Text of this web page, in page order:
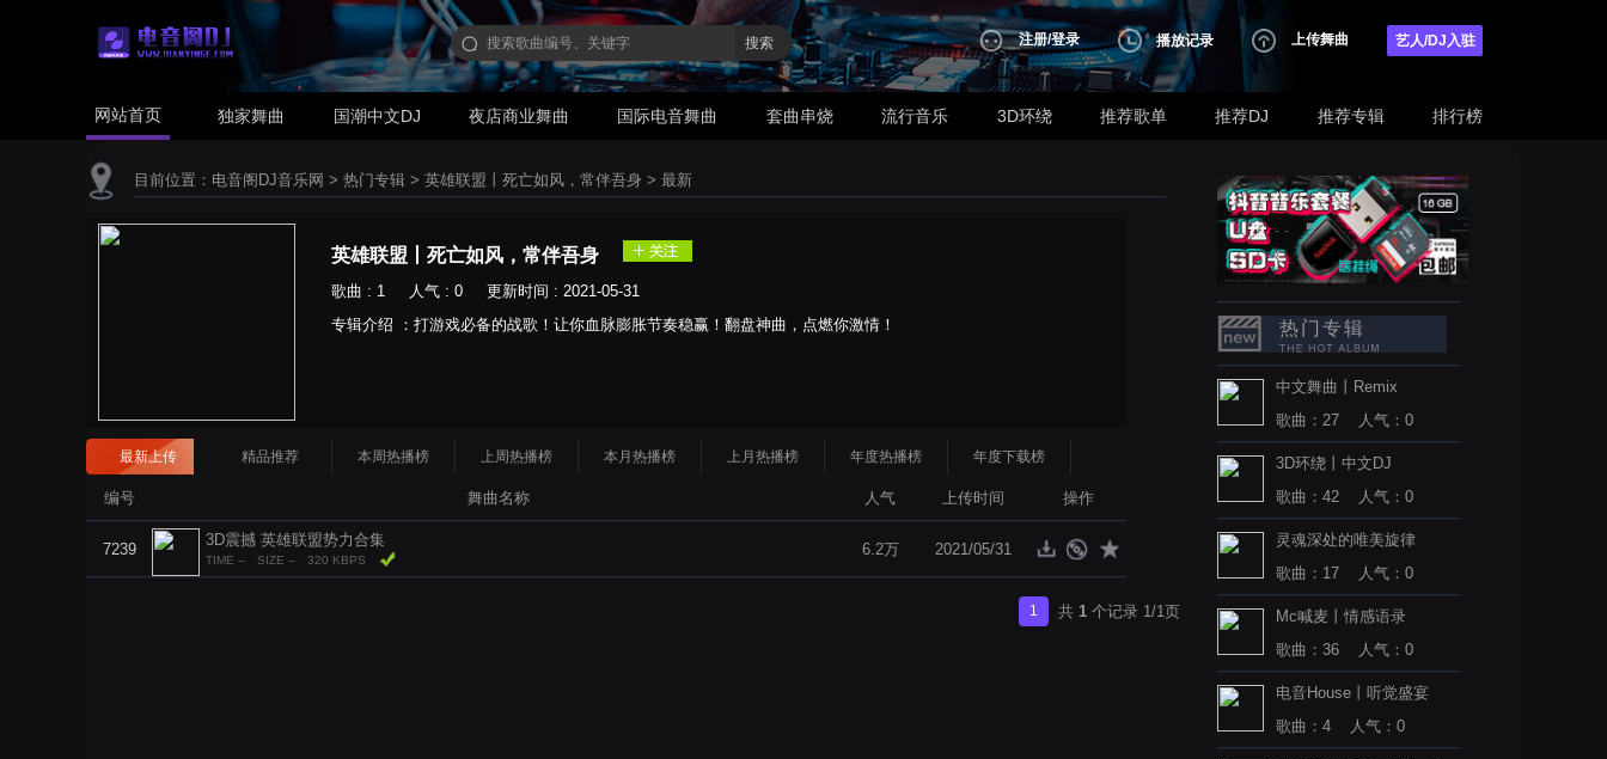
搜索 注册/登录 播放记录 上传舞曲 艺人/DJ入驻
网站首页 独家舞曲 国潮中文DJ 夜店商业舞曲 国际电音舞曲 套曲串烧 流行音乐 3D环绕 推荐歌单 推荐DJ 推荐专辑 排行榜
目前位置： 电音阁DJ音乐网 > 热门专辑 > 英雄联盟丨死亡如风，常伴吾身 > 最新
英雄联盟丨死亡如风，常伴吾身
歌曲 : 1 人气 : 0 更新时间 : 2021-05-31
专辑介绍 ：打游戏必备的战歌！让你血脉膨胀节奏稳赢！翻盘神曲，点燃你激情！
最新上传 精品推荐 本周热播榜 上周热播榜 本月热播榜 上月热播榜 年度热播榜 年度下载榜
编号 舞曲名称 人气 上传时间 操作
7239
3D震撼 英雄联盟势力合集
TIME -- SIZE -- 320 KBPS
6.2万 2021/05/31
1 共 1 个记录 1/1页
热门专辑
中文舞曲丨Remix
歌曲：27 人气：0
3D环绕丨中文DJ
歌曲：42 人气：0
灵魂深处的唯美旋律
歌曲：17 人气：0
Mc喊麦丨情感语录
歌曲：36 人气：0
电音House丨听觉盛宴
歌曲：4 人气：0